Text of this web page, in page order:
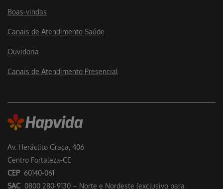
Av. Heráclito Graça, 406
Centro Fortaleza-CE
CEP 60140-061
SAC 0800 280-9130 – Norte e Nordeste (exclusivo para
Boas-vindas
Canais de Atendimento Saúde
Ouvidoria
Canais de Atendimento Presencial